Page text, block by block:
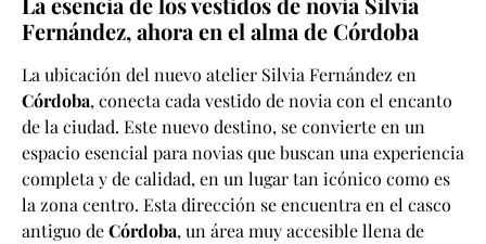
Fernández, ahora en el alma de Córdoba
La ubicación del nuevo atelier Silvia Fernández en
Córdoba, conecta cada vestido de novia con el encanto
de la ciudad. Este nuevo destino, se convierte en un
espacio esencial para novias que buscan una experiencia
completa y de calidad, en un lugar tan icónico como es
la zona centro. Esta dirección se encuentra en el casco
antiguo deCórdoba, un área muy accesible llena de